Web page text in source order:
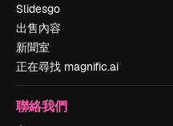
Slidesgo
出售內容
新聞室
正在尋找 magnific.ai
聯絡我們